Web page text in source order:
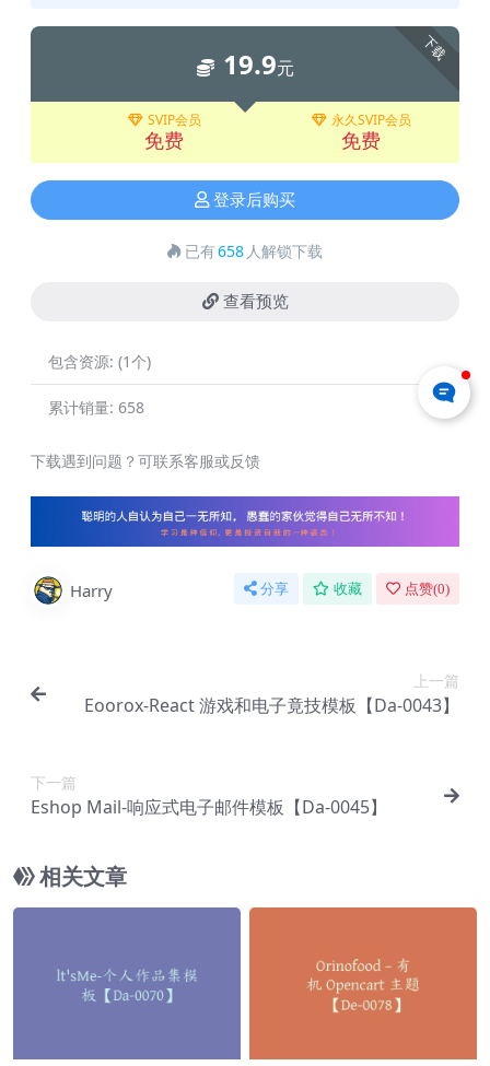
下载
19.9元
SVIP会员
免费
永久SVIP会员
免费
登录后购买
已有658 人解锁下载
查看预览
包含资源: (1个)
累计销量: 658
下载遇到问题？可联系客服或反馈
Harry 分享 收藏 点赞(0)
上一篇
Eoorox-React 游戏和电子竟技模板【Da-0043】
下一篇
Eshop Mail-响应式电子邮件模板【Da-0045】
相关文章